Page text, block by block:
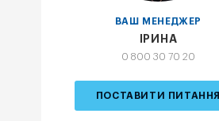
ВАШ МЕНЕДЖЕР
ІРИНА
0 800 30 70 20
ПОСТАВИТИ ПИТАННЯ